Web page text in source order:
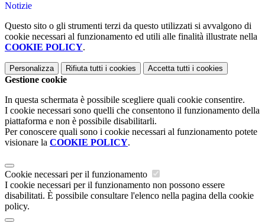
Notizie
Questo sito o gli strumenti terzi da questo utilizzati si avvalgono di
cookie necessari al funzionamento ed utili alle finalità illustrate nella
COOKIE POLICY.
Personalizza Rifiuta tutti i cookies Accetta tutti i cookies
Gestione cookie
In questa schermata è possibile scegliere quali cookie consentire.
I cookie necessari sono quelli che consentono il funzionamento della
piattaforma e non è possibile disabilitarli.
Per conoscere quali sono i cookie necessari al funzionamento potete
visionare la COOKIE POLICY.
Cookie necessari per il funzionamento
I cookie necessari per il funzionamento non possono essere
disabilitati. È possibile consultare l'elenco nella pagina della cookie
policy.